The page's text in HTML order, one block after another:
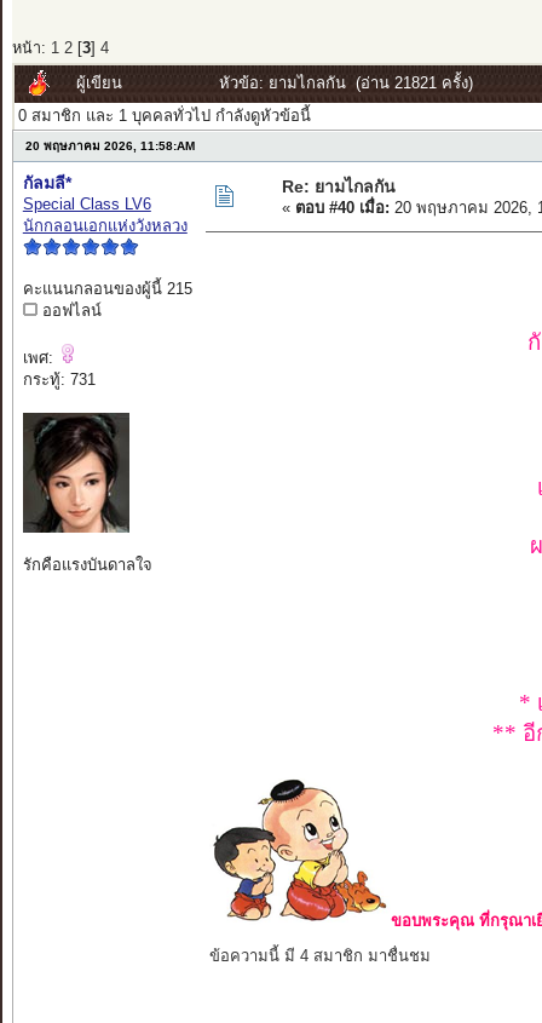
หน้า: 1 2[ 3] 4
ผู้เขียน
หัวข้อ: ยามไกลกัน (อ่าน 21821 ครั้ง)
0 สมาชิก และ 1 บุคคลทั่วไป กำลังดูหัวข้อนี้
20 พฤษภาคม 2026, 11:58:AM
กัลมลี*
Special Class LV6
นักกลอนเอกแห่งวังหลวง
คะแนนกลอนของผู้นี้ 215
ออฟไลน์
เพศ:
กระทู้: 731
รักคือแรงบันดาลใจ
Re: ยามไกลกัน
« ตอบ #40 เมื่อ: 20 พฤษภาคม 2026,
*
** อี
ขอบพระคุณ ที่กรุณาเ
ข้อความนี้ มี 4 สมาชิก มาชื่นชม